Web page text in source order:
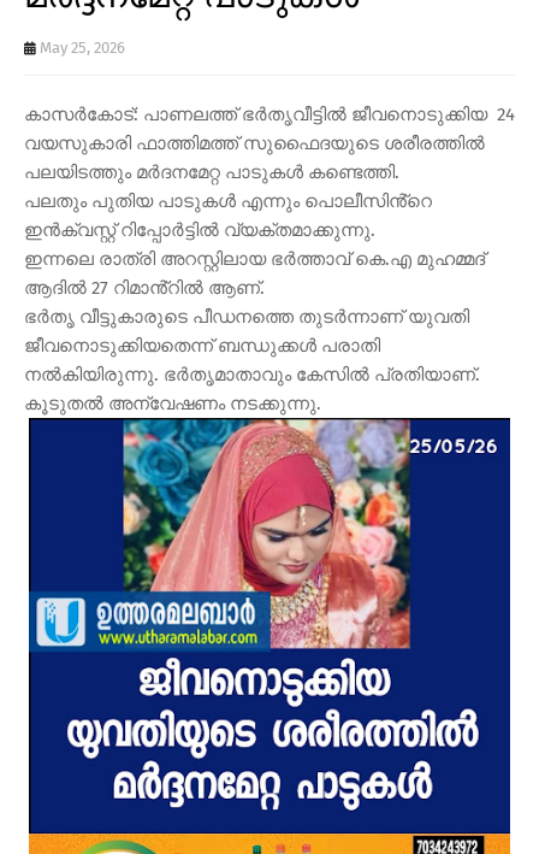
May 25, 2026
കാസർകോട്: പാണലത്ത് ഭർതൃവീട്ടിൽ ജീവനൊടുക്കിയ 24
വയസുകാരി ഫാത്തിമത്ത് സുഫൈദയുടെ ശരീരത്തിൽ
പലയിടത്തും മർദനമേറ്റ പാടുകൾ കണ്ടെത്തി.
പലതും പുതിയ പാടുകൾ എന്നും പൊലീസിൻ്റെ
ഇൻക്വസ്റ്റ് റിപ്പോർട്ടിൽ വ്യക്തമാക്കുന്നു.
ഇന്നലെ രാത്രി അറസ്റ്റിലായ ഭർത്താവ് കെ.എ മുഹമ്മദ്
ആദിൽ 27 റിമാൻ്റിൽ ആണ്.
ഭർതൃ വീട്ടുകാരുടെ പീഡനത്തെ തുടർന്നാണ് യുവതി
ജീവനൊടുക്കിയതെന്ന് ബന്ധുക്കൾ പരാതി
നൽകിയിരുന്നു. ഭർതൃമാതാവും കേസിൽ പ്രതിയാണ്.
കൂടുതൽ അന്വേഷണം നടക്കുന്നു.